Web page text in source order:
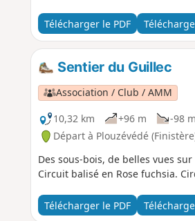
Télécharger le PDF
Sentier du Guillec
Association / Club / AMM
10,32 km
+96 m -98 m
Départ à Plouzévédé
Des sous-bois, de belles vues
Circuit balisé en Rose fuchsia.
Télécharger le PDF